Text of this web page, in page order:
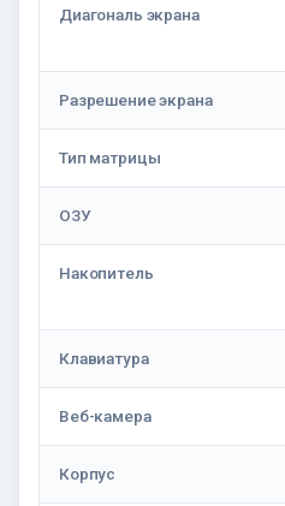
Диагональ экрана
Разрешение экрана
Тип матрицы
ОЗУ
Накопитель
Клавиатура
Веб-камера
Корпус